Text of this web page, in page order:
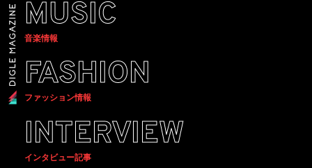
MUSIC
音楽情報
FASHION
ファッション情報
INTERVIEW
インタビュー記事